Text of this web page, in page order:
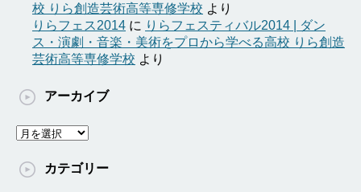
校 りら創造芸術高等専修学校 より
りらフェス2014 に りらフェスティバル2014 | ダン
ス・演劇・音楽・美術をプロから学べる高校 りら創造
芸術高等専修学校 より
アーカイブ
ア
カ
カテゴリー